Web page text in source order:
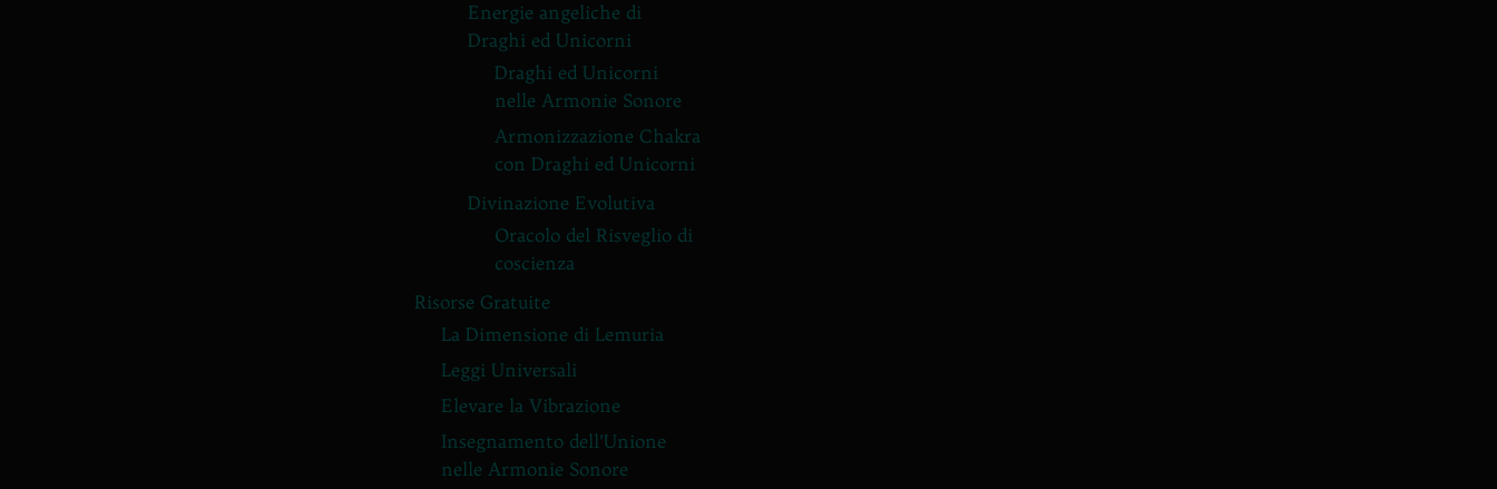
Energie angeliche di
Draghi ed Unicorni
Draghi ed Unicorni
nelle Armonie Sonore
Armonizzazione Chakra
con Draghi ed Unicorni
Divinazione Evolutiva
Oracolo del Risveglio di
coscienza
Risorse Gratuite
La Dimensione di Lemuria
Leggi Universali
Elevare la Vibrazione
Insegnamento dell’Unione
nelle Armonie Sonore